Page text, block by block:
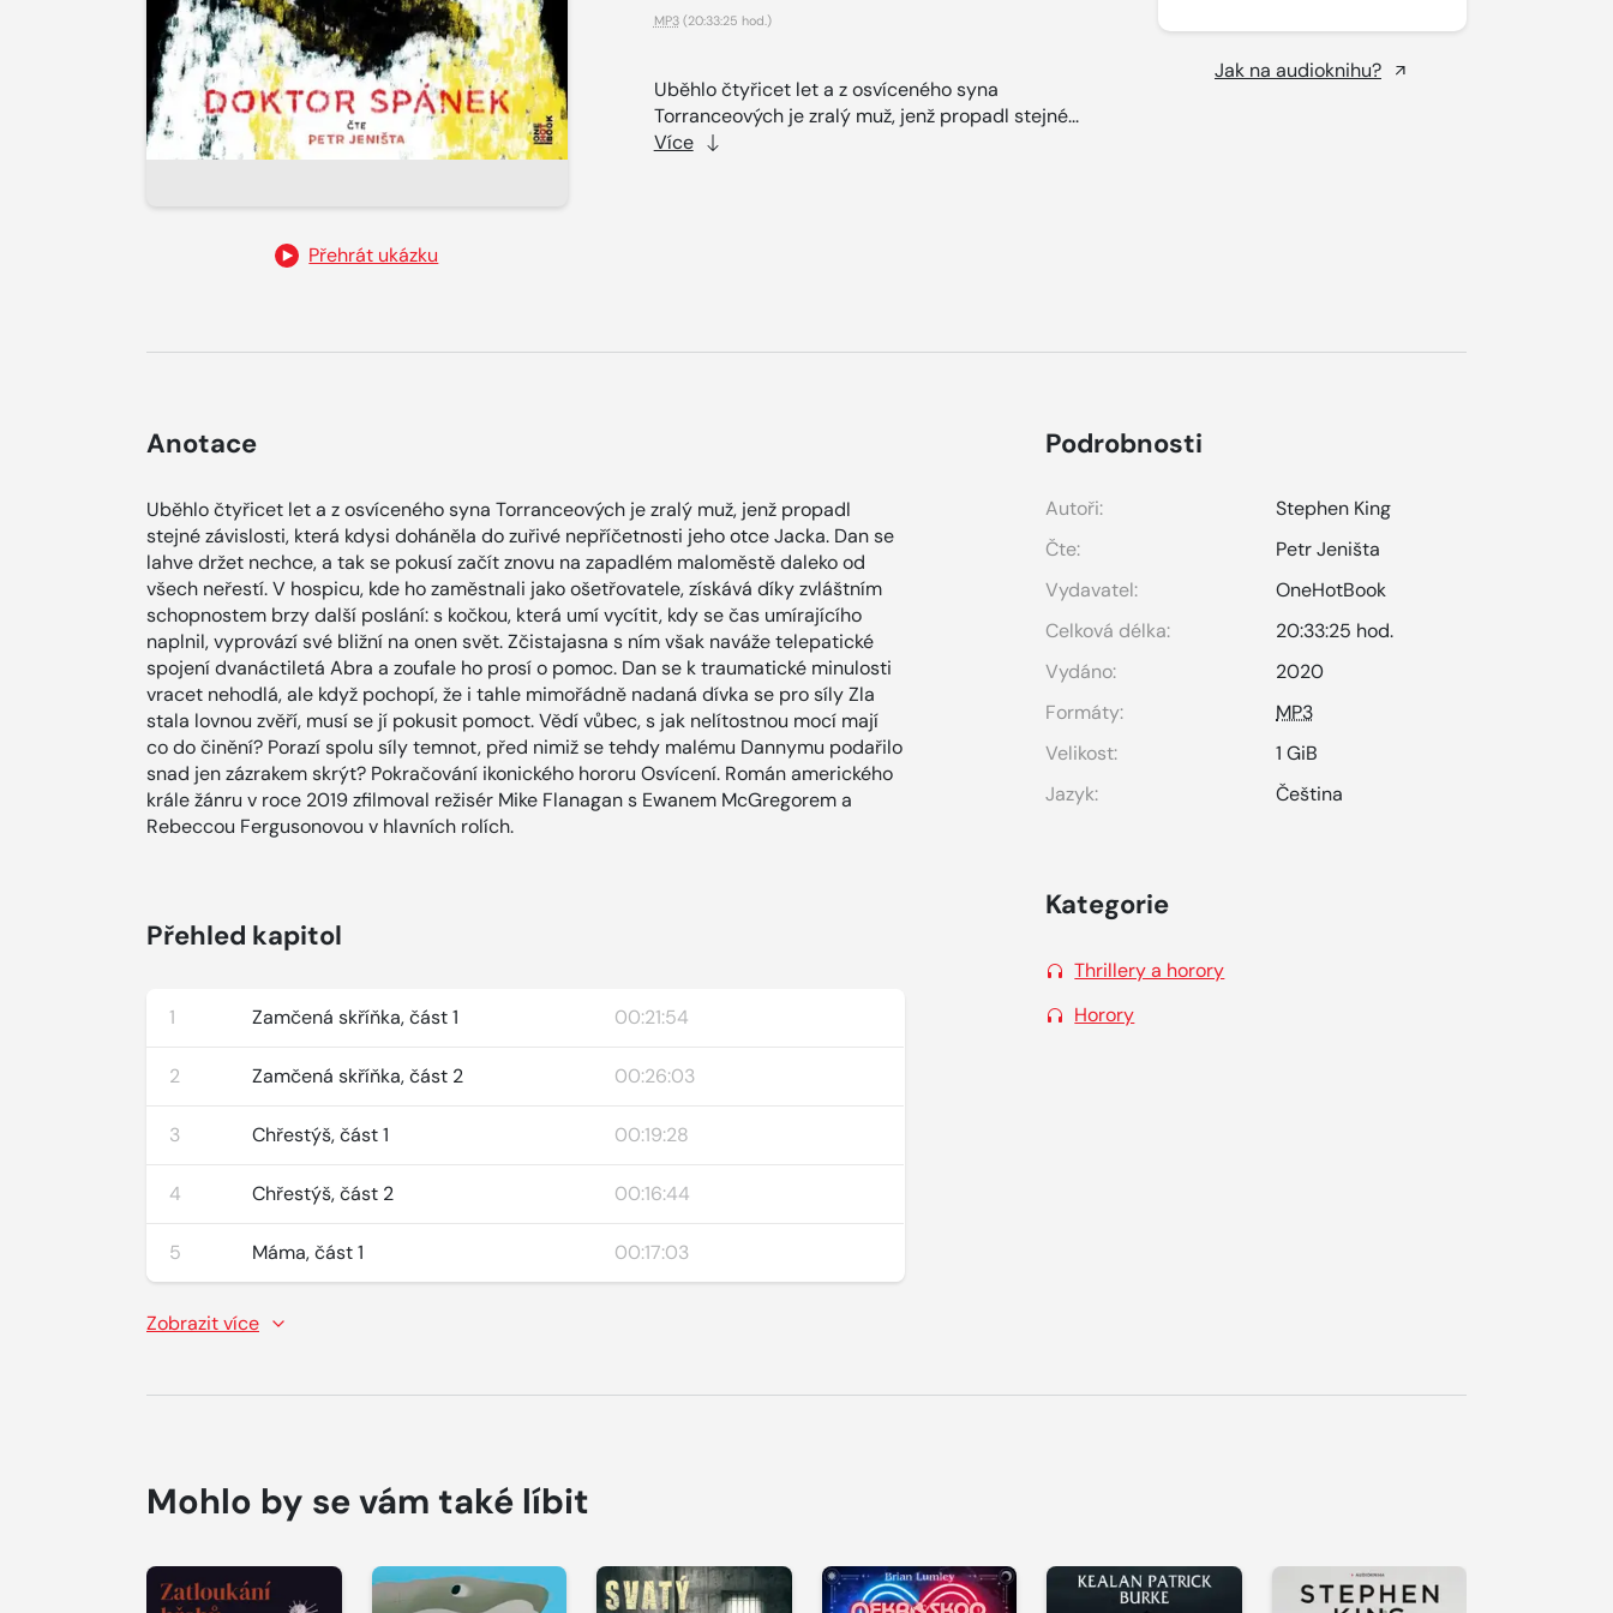
Přehrát ukázku
MP3(20:33:25 hod.)
Uběhlo čtyřicet let a z osvíceného syna
Torranceových je zralý muž, jenž propadl stejné...
Více
Jak na audioknihu?
Anotace
Uběhlo čtyřicet let a z osvíceného syna Torranceových je zralý muž, jenž propadl
stejné závislosti, která kdysi doháněla do zuřivé nepříčetnosti jeho otce Jacka. Dan se
lahve držet nechce, a tak se pokusí začít znovu na zapadlém maloměstě daleko od
všech neřestí. V hospicu, kde ho zaměstnali jako ošetřovatele, získává díky zvláštním
schopnostem brzy další poslání: s kočkou, která umí vycítit, kdy se čas umírajícího
naplnil, vyprovází své bližní na onen svět. Zčistajasna s ním však naváže telepatické
spojení dvanáctiletá Abra a zoufale ho prosí o pomoc. Dan se k traumatické minulosti
vracet nehodlá, ale když pochopí, že i tahle mimořádně nadaná dívka se pro síly Zla
stala lovnou zvěří, musí se jí pokusit pomoct. Vědí vůbec, s jak nelítostnou mocí mají
co do činění? Porazí spolu síly temnot, před nimiž se tehdy malému Dannymu podařilo
snad jen zázrakem skrýt? Pokračování ikonického hororu Osvícení. Román amerického
krále žánru v roce 2019 zfilmoval režisér Mike Flanagan s Ewanem McGregorem a
Rebeccou Fergusonovou v hlavních rolích.
Přehled kapitol
1 Zamčená skříňka, část 1 00:21:54
2 Zamčená skříňka, část 2 00:26:03
3 Chřestýš, část 1 00:19:28
4 Chřestýš, část 2 00:16:44
5 Máma, část 1 00:17:03
Zobrazit více
Podrobnosti
Autoři:
Stephen King
Čte:
Petr Jeništa
Vydavatel:
OneHotBook
Celková délka:
20:33:25 hod.
Vydáno:
2020
Formáty:
MP3
Velikost:
1 GiB
Jazyk:
Čeština
Kategorie
Thrillery a horory
Horory
Mohlo by se vám také líbit